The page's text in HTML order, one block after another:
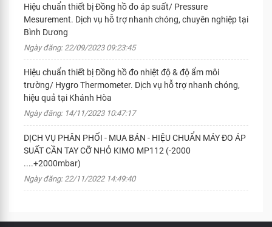
Hiệu chuẩn thiết bị Đồng hồ đo áp suất/ Pressure
Mesurement. Dịch vụ hỗ trợ nhanh chóng, chuyên nghiệp tại
Bình Dương
Ngày đăng: 22/09/2023 09:23:45
Hiệu chuẩn thiết bị Đồng hồ đo nhiệt độ & độ ẩm môi
trường/ Hygro Thermometer. Dịch vụ hỗ trợ nhanh chóng,
hiệu quả tại Khánh Hòa
Ngày đăng: 14/11/2023 10:47:17
DỊCH VỤ PHÂN PHỐI - MUA BÁN - HIỆU CHUẨN MÁY ĐO ÁP
SUẤT CẦN TAY CỠ NHỎ KIMO MP112 (-2000
....+2000mbar)
Ngày đăng: 22/11/2022 14:49:40